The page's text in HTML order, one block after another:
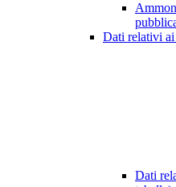
Dati relativi ai
Dati